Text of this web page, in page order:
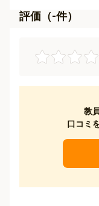
評価（-件）
教
口コミ